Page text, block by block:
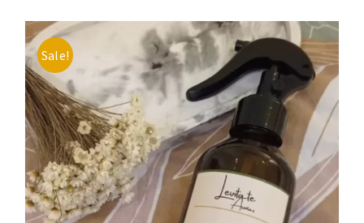
Sale!